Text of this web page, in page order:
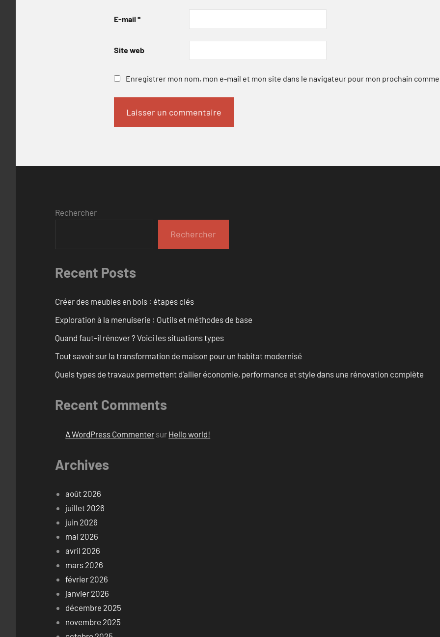
E-mail *
Site web
Enregistrer mon nom, mon e-mail et mon site dans le navigateur pour mon prochain
Rechercher
Rechercher
Recent Posts
Créer des meubles en bois : étapes clés
Exploration à la menuiserie : Outils et méthodes de base
Quand faut-il rénover ? Voici les situations types
Tout savoir sur la transformation de maison pour un habitat modernisé
Quels types de travaux permettent d’allier économie, performance et style dans une rénovation complète
Recent Comments
A WordPress Commenter sur Hello world!
Archives
août 2026
juillet 2026
juin 2026
mai 2026
avril 2026
mars 2026
février 2026
janvier 2026
décembre 2025
novembre 2025